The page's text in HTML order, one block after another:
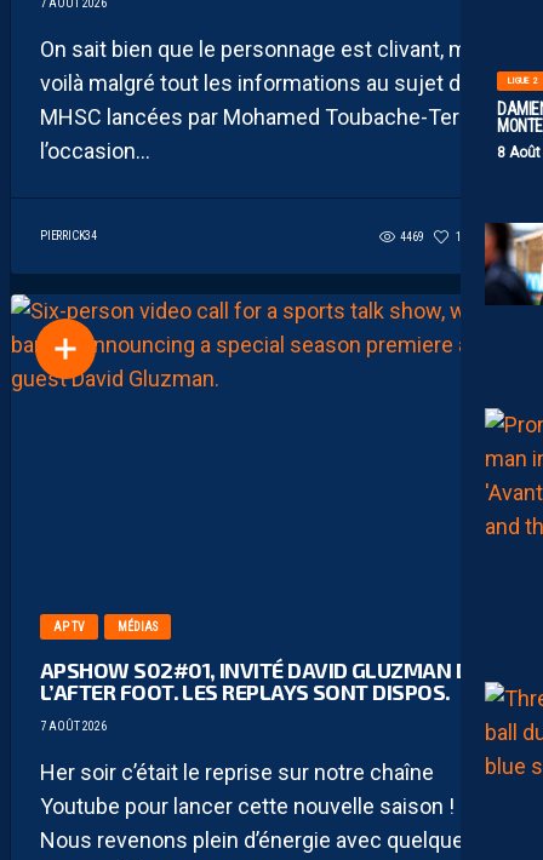
LIGUE 2
8
7 AOÛT 2026
On sait bien que le personnage est clivant, mais
voilà malgré tout les informations au sujet du
MHSC lancées par Mohamed Toubache-Ter à
l’occasion...
PIERRICK34 4469 18
AP TV MÉDIAS
APSHOW S02#01, INVITÉ DAVID GLUZMAN DE
L’AFTER FOOT. LES REPLAYS SONT DISPOS.
7 AOÛT 2026
Her soir c’était le reprise sur notre chaîne
Youtube pour lancer cette nouvelle saison !
Nous revenons plein d’énergie avec quelques